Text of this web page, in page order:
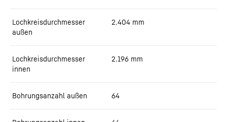
Lochkreisdurchmesser
außen
2.404 mm
Lochkreisdurchmesser
innen
2.196 mm
Bohrungsanzahl außen 64